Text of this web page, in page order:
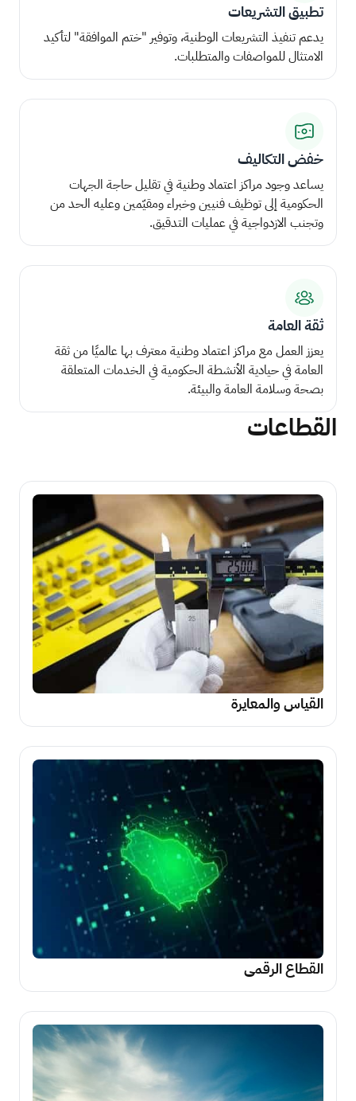
تطبيق التشريعات
يدعم تنفيذ التشريعات الوطنية، وتوفير "ختم الموافقة" لتأكيد
الامتثال للمواصفات والمتطلبات.
خفض التكاليف
يساعد وجود مراكز اعتماد وطنية في تقليل حاجة الجهات
الحكومية إلى توظيف فنيين وخبراء ومقيّمين وعليه الحد من
وتجنب الازدواجية في عمليات التدقيق.
ثقة العامة
يعزز العمل مع مراكز اعتماد وطنية معترف بها عالميًا من ثقة
العامة في حيادية الأنشطة الحكومية في الخدمات المتعلقة
بصحة وسلامة العامة والبيئة.
القطاعات
القياس والمعايرة
القطاع الرقمي